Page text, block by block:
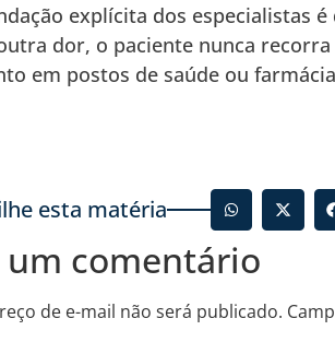
explícita dos especialistas
dor, o paciente nunca
em postos de saúde ou
esta matéria
um comentário
de e-mail não será publicado.